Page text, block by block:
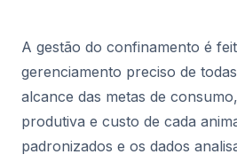
A gestão do confinamento é
gerenciamento preciso de
alcance das metas de
produtiva e custo de cada
padronizados e os dados